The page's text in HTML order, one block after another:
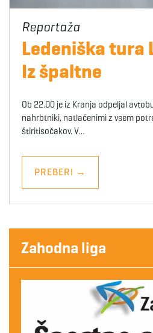
Ledeniška tura
Iz špaltne
Ob 22.00 je iz Kranja odpeljal
nahrbtniki, natlačenimi z vsem
štiritisočakov. V…
PREBERI →
Zahodna liga